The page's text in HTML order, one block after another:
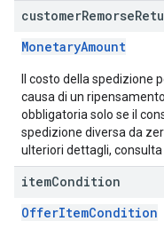
customerRemorse
MonetaryAmount
Il costo della spedizione
causa di un
obbligatoria solo se il
spedizione diversa da
ulteriori dettagli, consulta
itemCondition
OfferItemCondition